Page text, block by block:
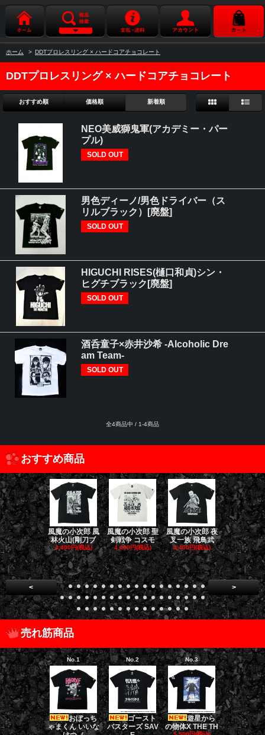
ホーム > DDTプロレスリング × ハードコアチョコレート
DDTプロレスリング × ハードコアチョコレート
おすすめ順 価格順 新着順
NEO美威獅鬼軍(アカデミー・パー
プル)
SOLD OUT
男色ディーノ/男色ドライバー（ス
リルブラック）[廃盤]
SOLD OUT
HIGUCHI RISES(樋口和貞)シン・
ヒグチブラック[廃盤]
SOLD OUT
酒呑童子×赤井沙希 -Alcoholic Dre
am Team-
SOLD OUT
全4商品中 / 1-4商品
おすすめ商品
風魔の小次郎 風
林火山(剛刀ブ
4,400円(税込)
風魔の小次郎 聖
剣戦争 コスモ
4,400円(税込)
風魔の小次郎 夜
叉一族 飛鳥武
4,400円(税込)
風魔の小次
魔一族 竜
4,400円(税
< >
売れ筋商品
No.1
おぼっち
ゃまくん いいな
No.2
ゴースト
バスターズ SAV
No.3
遊星から
の物体X THE TH
No.4
[限定販売]
ドファー